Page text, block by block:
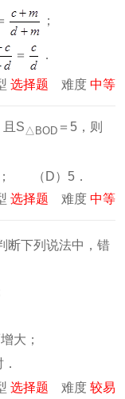
；
＝ ．
选择题 难度 中等
S△BOD ＝5，则
（D）5．
选择题 难度 中等
断下列说法中，错
大；
选择题 难度 较易